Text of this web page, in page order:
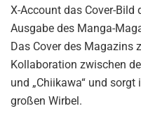
X-Account das Cover-Bild
Ausgabe des Manga-
Das Cover des Magazins
Kollaboration zwischen
und „Chiikawa“ und
großen Wirbel.